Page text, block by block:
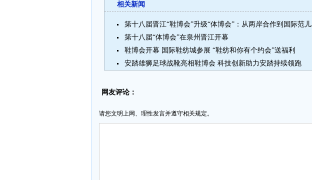
相关新闻
第十八届晋江“鞋博会”升级“体博会”：从两岸合作到国际范儿
第十八届“体博会”在泉州晋江开幕
鞋博会开幕 国际鞋纺城参展 “鞋纺和你有个约会”送福利
安踏雄狮足球战靴亮相鞋博会 科技创新助力安踏持续领跑
网友评论：
请您文明上网、理性发言并遵守相关规定。